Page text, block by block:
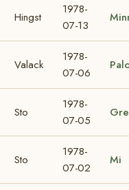
Hingst
1978-
07-13
Valack
1978-
07-06
Sto
1978-
07-05
Sto
1978-
07-02
Mi